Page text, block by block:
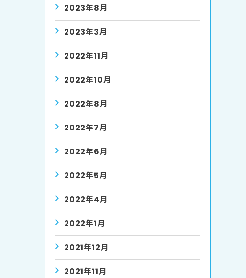
2023年8月
2023年3月
2022年11月
2022年10月
2022年8月
2022年7月
2022年6月
2022年5月
2022年4月
2022年1月
2021年12月
2021年11月